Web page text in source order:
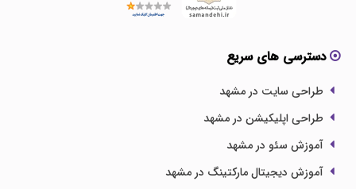
دسترسی های سریع
طراحی سایت در مشهد
طراحی اپلیکیشن در مشهد
آموزش سئو در مشهد
آموزش دیجیتال مارکتینگ در مشهد